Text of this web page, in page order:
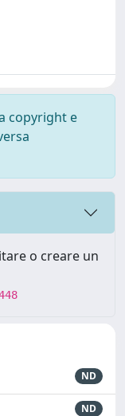
copyright e
o creare un
ND
ND